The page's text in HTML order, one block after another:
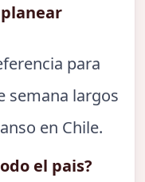
para
semana largos
en Chile.
el pais?